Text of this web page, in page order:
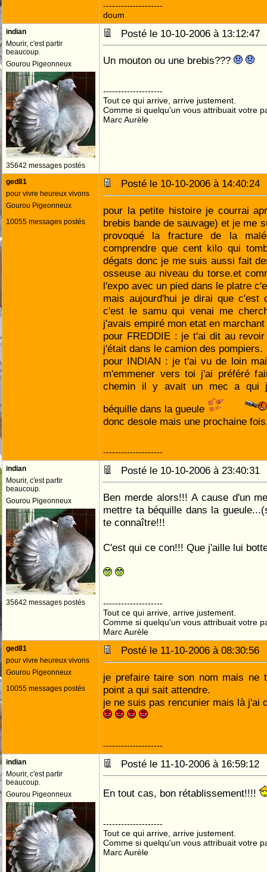
--------------------
doum
indian
Mourir, c'est partir
beaucoup.
Gourou Pigeonneux
35642 messages postés
Posté le 10-10-2006 à
Un mouton ou une brebis???
--------------------
Tout ce qui arrive, arrive justement.
Comme si quelqu'un vous attribuait votre
Marc Aurèle
ged81
pour vivre heureux vivons
Gourou Pigeonneux
10055 messages postés
Posté le 10-10-2006 à
pour la petite histoire je courrai
brebis bande de sauvage) et je me
provoqué la fracture de la
comprendre que cent kilo qui
dégats donc je me suis aussi fait
osseuse au niveau du torse.et
l'expo avec un pied dans le platre
mais aujourd'hui je dirai que c'est
c'est le samu qui venai me
j'avais empiré mon etat en
pour FREDDIE : je t'ai dit au
j'était dans le camion des pompiers.
pour INDIAN : je t'ai vu de loin
m'emmener vers toi j'ai préféré
chemin il y avait un mec a qui
béquille dans la gueule
donc desole mais une prochaine
--------------------
indian
Mourir, c'est partir
beaucoup.
Gourou Pigeonneux
35642 messages postés
Posté le 10-10-2006 à
Ben merde alors!!! A cause d'un
mettre ta béquille dans la
te connaître!!!
C'est qui ce con!!! Que j'aille lui
--------------------
Tout ce qui arrive, arrive justement.
Comme si quelqu'un vous attribuait votre
Marc Aurèle
ged81
pour vivre heureux vivons
Gourou Pigeonneux
10055 messages postés
Posté le 11-10-2006 à
je prefaire taire son nom mais ne
point a qui sait attendre.
je ne suis pas rencunier mais là j'ai
--------------------
indian
Mourir, c'est partir
beaucoup.
Gourou Pigeonneux
Posté le 11-10-2006 à
En tout cas, bon rétablissement!!!!
--------------------
Tout ce qui arrive, arrive justement.
Comme si quelqu'un vous attribuait votre
Marc Aurèle